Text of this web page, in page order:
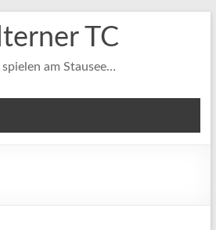
TC
spielen am Stausee…